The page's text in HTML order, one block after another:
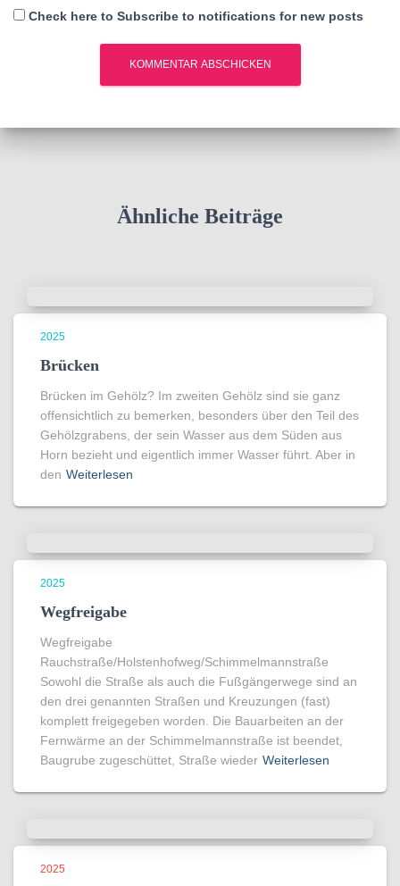
Check here to Subscribe to notifications for new posts
Ähnliche Beiträge
2025
Brücken
Brücken im Gehölz? Im zweiten Gehölz sind sie ganz
offensichtlich zu bemerken, besonders über den Teil des
Gehölzgrabens, der sein Wasser aus dem Süden aus
Horn bezieht und eigentlich immer Wasser führt. Aber in
den Weiterlesen
2025
Wegfreigabe
Wegfreigabe
Rauchstraße/Holstenhofweg/Schimmelmannstraße
Sowohl die Straße als auch die Fußgängerwege sind an
den drei genannten Straßen und Kreuzungen (fast)
komplett freigegeben worden. Die Bauarbeiten an der
Fernwärme an der Schimmelmannstraße ist beendet,
Baugrube zugeschüttet, Straße wieder Weiterlesen
2025